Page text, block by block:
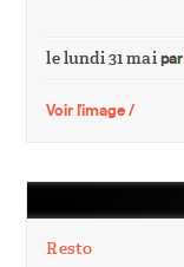
le lundi 31 mai par
Voir l'image /
Resto